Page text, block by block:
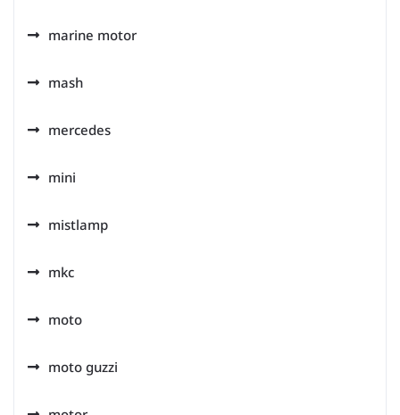
marine motor
mash
mercedes
mini
mistlamp
mkc
moto
moto guzzi